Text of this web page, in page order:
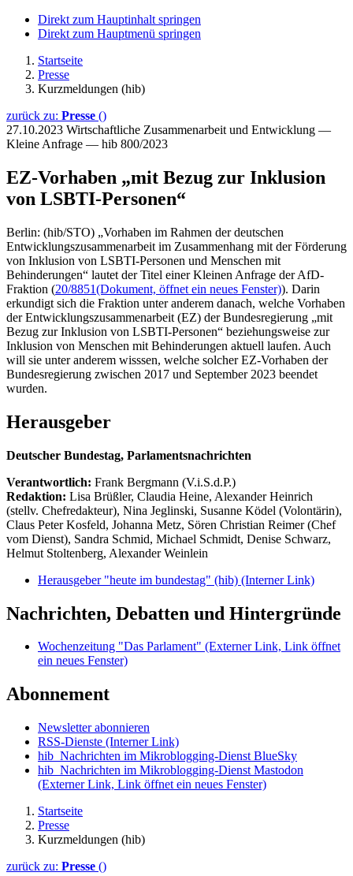
Direkt zum Hauptinhalt springen
Direkt zum Hauptmenü springen
Startseite
Presse
Kurzmeldungen (hib)
zurück zu: Presse ()
27.10.2023 Wirtschaftliche Zusammenarbeit und Entwicklung —
Kleine Anfrage — hib 800/2023
EZ-Vorhaben „mit Bezug zur Inklusion
von LSBTI-Personen“
Berlin: (hib/STO) „Vorhaben im Rahmen der deutschen
Entwicklungszusammenarbeit im Zusammenhang mit der Förderung
von Inklusion von LSBTI-Personen und Menschen mit
Behinderungen“ lautet der Titel einer Kleinen Anfrage der AfD-
Fraktion (20/8851(Dokument, öffnet ein neues Fenster)). Darin
erkundigt sich die Fraktion unter anderem danach, welche Vorhaben
der Entwicklungszusammenarbeit (EZ) der Bundesregierung „mit
Bezug zur Inklusion von LSBTI-Personen“ beziehungsweise zur
Inklusion von Menschen mit Behinderungen aktuell laufen. Auch
will sie unter anderem wisssen, welche solcher EZ-Vorhaben der
Bundesregierung zwischen 2017 und September 2023 beendet
wurden.
Herausgeber
Deutscher Bundestag, Parlamentsnachrichten
Verantwortlich: Frank Bergmann (V.i.S.d.P.)
Redaktion: Lisa Brüßler, Claudia Heine, Alexander Heinrich
(stellv. Chefredakteur), Nina Jeglinski, Susanne Ködel (Volontärin),
Claus Peter Kosfeld, Johanna Metz, Sören Christian Reimer (Chef
vom Dienst), Sandra Schmid, Michael Schmidt, Denise Schwarz,
Helmut Stoltenberg, Alexander Weinlein
Herausgeber "heute im bundestag" (hib) (Interner Link)
Nachrichten, Debatten und Hintergründe
Wochenzeitung "Das Parlament" (Externer Link, Link öffnet
ein neues Fenster)
Abonnement
Newsletter abonnieren
RSS-Dienste (Interner Link)
hib_Nachrichten im Mikroblogging-Dienst BlueSky
hib_Nachrichten im Mikroblogging-Dienst Mastodon
(Externer Link, Link öffnet ein neues Fenster)
Startseite
Presse
Kurzmeldungen (hib)
zurück zu: Presse ()